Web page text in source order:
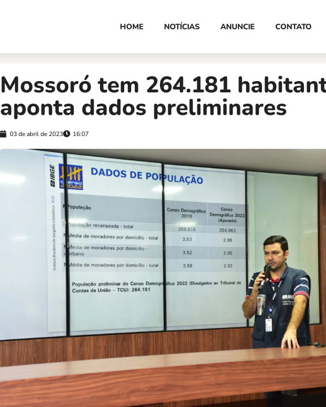
HOME NOTÍCIAS ANUNCIE CONTATO
Mossoró tem 264.181
aponta dados preliminares
03 de abril de 2023 16:07